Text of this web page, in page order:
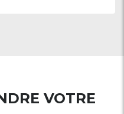
VOTRE